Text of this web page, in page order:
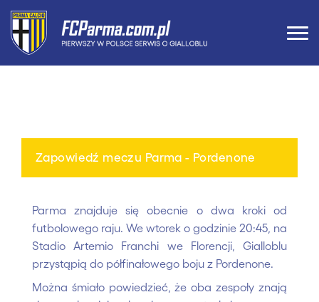
Zapowiedź meczu Parma - Pordenone
Parma znajduje się obecnie o dwa kroki od
futbolowego raju. We wtorek o godzinie 20:45, na
Stadio Artemio Franchi we Florencji, Gialloblu
przystąpią do półfinałowego boju z Pordenone.
Można śmiało powiedzieć, że oba zespoły znają